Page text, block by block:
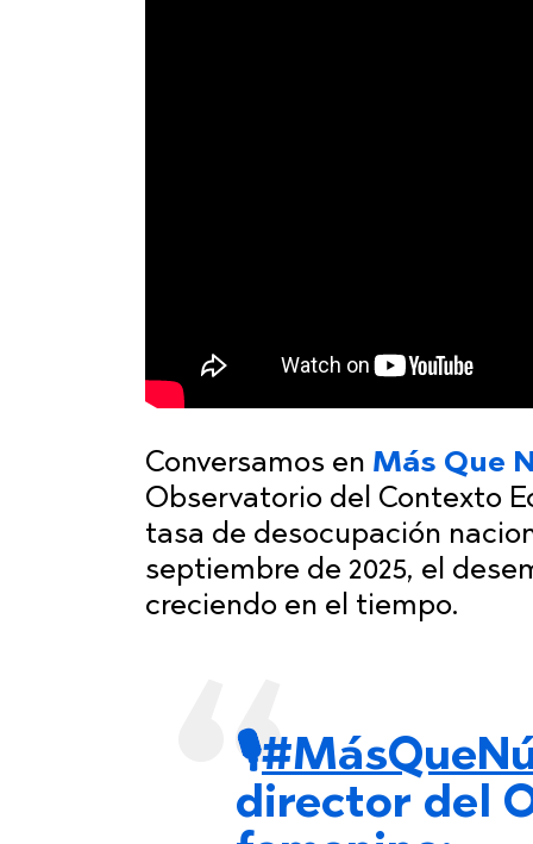
Conversamos en Más Que
Observatorio del Contexto
tasa de desocupación
septiembre de 2025, el
creciendo en el tiempo.
🎙️
director del